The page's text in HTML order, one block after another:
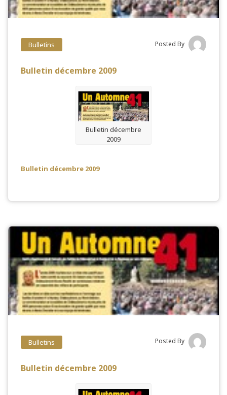
Bulletins Posted By
Bulletin décembre 2009
Bulletin décembre
2009
Bulletin décembre 2009
Bulletins Posted By
Bulletin décembre 2009